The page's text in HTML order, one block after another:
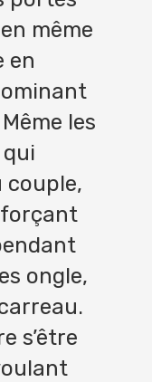
même
en
les
couple,
forçant
ongle,
s’être